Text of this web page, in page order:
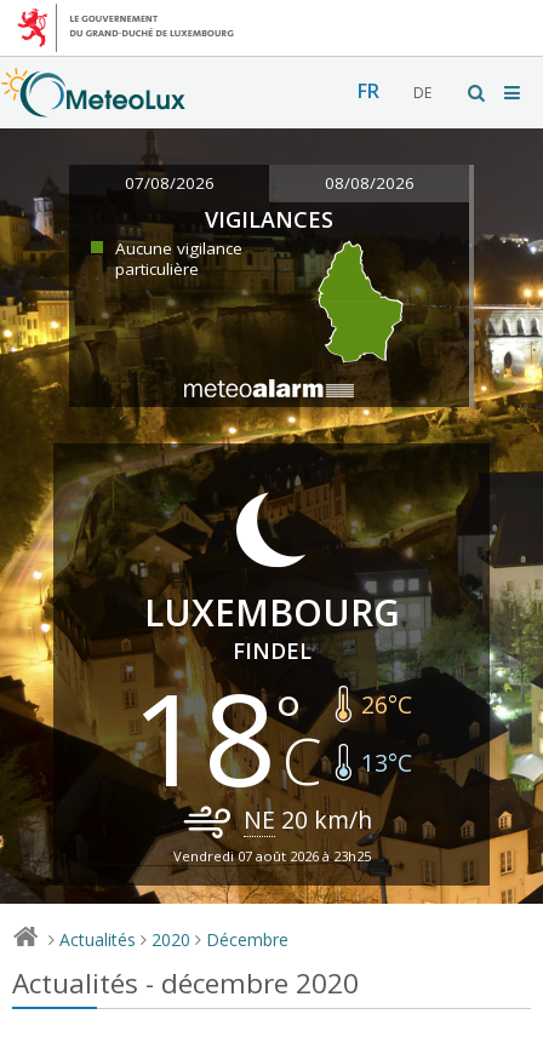
FR DE
07/08/2026 08/08/2026
VIGILANCES
Aucune vigilance
particulière
LUXEMBOURG
FINDEL
18 26°C
13°C
NE 20 km/h
Vendredi 07 août 2026 à 23h25
> Actualités > 2020 > Décembre
Actualités - décembre 2020